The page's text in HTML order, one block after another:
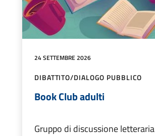
24 SETTEMBRE 2026
DIBATTITO/DIALOGO PUBBLICO
Book Club adulti
Gruppo di discussione letteraria